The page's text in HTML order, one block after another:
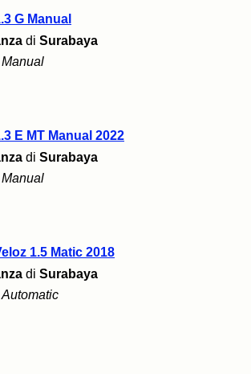
G Manual
di Surabaya
Manual
E MT Manual 2022
di Surabaya
Manual
1.5 Matic 2018
di Surabaya
Automatic